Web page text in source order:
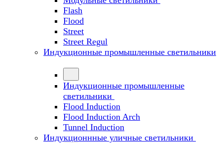
Flash
Flood
Street
Street Regul
Индукционные промышленные светильники
Индукционные промышленные
светильники
Flood Induction
Flood Induction Arch
Tunnel Induction
Индукционнные уличные светильники